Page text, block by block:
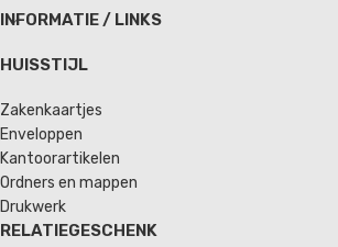
INFORMATIE / LINKS
HUISSTIJL
Zakenkaartjes
Enveloppen
Kantoorartikelen
Ordners en mappen
Drukwerk
RELATIEGESCHENK